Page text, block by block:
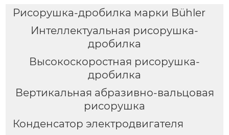
Рисорушка-дробилка марки Bühler
Интеллектуальная рисорушка-
дробилка
Высокоскоростная рисорушка-
дробилка
Вертикальная абразивно-вальцовая
рисорушка
Конденсатор электродвигателя